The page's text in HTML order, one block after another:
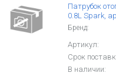
Патрубок
0.8L Spark,
Бренд:
Артикул:
Срок
В наличии: